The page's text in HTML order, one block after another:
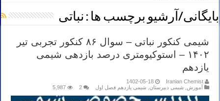
بایگانی/آرشیو برچسب ها : نباتی
شیمی کنکور نباتی – سوال ۸۶ کنکور تجربی تیر
۱۴۰۲ – استوکیومتری درصد بازدهی شیمی
یازدهم
Iranian Chemist
1402-05-18
آموزش شیمی دبیرستان شیمی یازدهم فصل اول 2
5,987